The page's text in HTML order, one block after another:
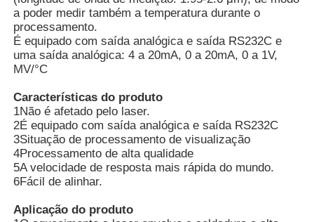
Controle de Qualidade
notícias
Mostrar Casos
Pedir um orçamento
a poder medir também a temperatura durante o
processamento.
É equipado com saída analógica e saída RS232C e
uma saída analógica: 4 a 20mA, 0 a 20mA, 0 a 1V,
MV/°C
Características do produto
1Não é afetado pelo laser.
2É equipado com saída analógica e saída RS232C
3Situação de processamento de visualização
4Processamento de alta qualidade
5A velocidade de resposta mais rápida do mundo.
6Fácil de alinhar.
Aplicação do produto